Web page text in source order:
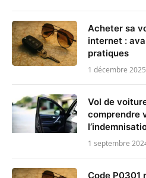
Acheter sa
internet :
pratiques
1 décembre 2025
Vol de
comprendre
1 septembre
Code P0301